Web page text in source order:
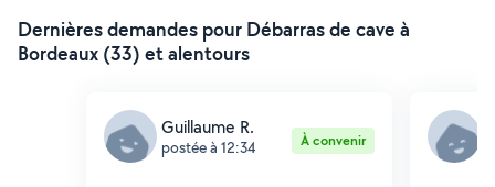
Dernières demandes pour Débarras de cave à
Bordeaux (33) et alentours
Guillaume R.
postée à 12:34 À convenir